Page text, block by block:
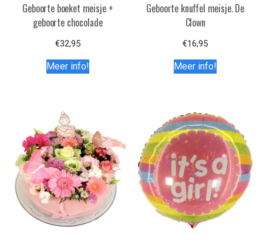
Geboorte boeket meisje +
geboorte chocolade
€32,95
Meer info!
Geboorte knuffel meisje. De
Clown
€16,95
Meer info!